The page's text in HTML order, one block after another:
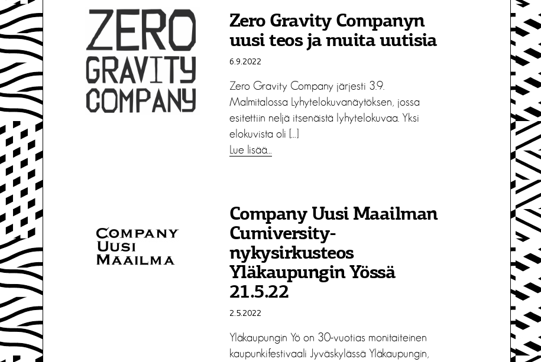
Zero Gravity Companyn
uusi teos ja muita uutisia
6.9.2022
Zero Gravity Company järjesti 3.9.
Malmitalossa Lyhytelokuvanäytöksen, jossa
esitettiin neljä itsenäistä lyhytelokuvaa. Yksi
elokuvista oli […]
Lue lisää…
Company Uusi Maailman
Cumiversity-
nykysirkusteos
Yläkaupungin Yössä
21.5.22
2.5.2022
Yläkaupungin Yö on 30-vuotias monitaiteinen
kaupunkifestivaali Jyväskylässä Yläkaupungin,